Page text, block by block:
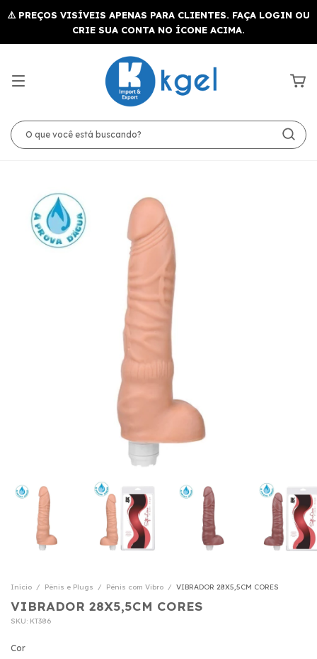
Início / Pênis e Plugs / Pênis com Vibro / VIBRADOR 28X5,5CM CORES
VIBRADOR 28X5,5CM CORES
SKU: KT386
Cor